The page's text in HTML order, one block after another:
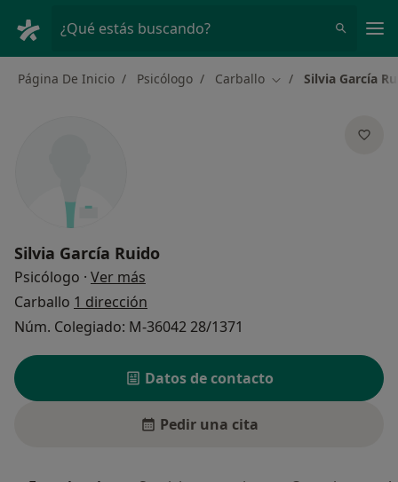
¿Qué estás buscando?
Página De Inicio Psicólogo Carballo Cambiar de ciudad
Silvia García
Silvia García Ruido
Psicólogo · Ver más
Carballo 1 dirección
Núm. Colegiado: M-36042 28/1371
Datos de contacto
Pedir una cita